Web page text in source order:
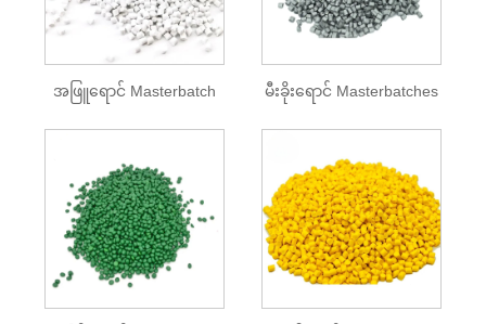
အဖြူရောင် Masterbatch မီးခိုးရောင် Masterbatches